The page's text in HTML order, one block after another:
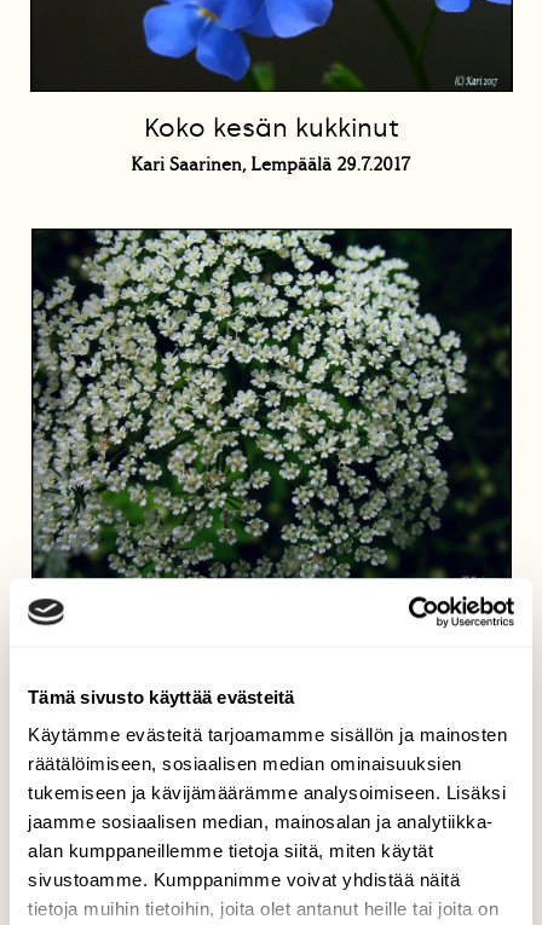
Tämä sivusto käyttää evästeitä
Käytämme evästeitä tarjoamamme sisällön ja mainosten
räätälöimiseen, sosiaalisen median ominaisuuksien
tukemiseen ja kävijämäärämme analysoimiseen. Lisäksi
jaamme sosiaalisen median, mainosalan ja analytiikka-
alan kumppaneillemme tietoja siitä, miten käytät
sivustoamme. Kumppanimme voivat yhdistää näitä
tietoja muihin tietoihin, joita olet antanut heille tai joita on
Koko kesän kukkinut
Kari Saarinen, Lempäälä 29.7.2017